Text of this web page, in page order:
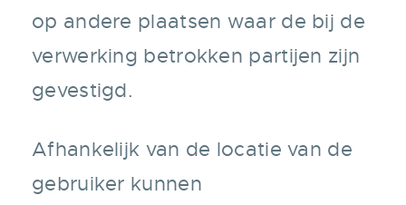
op andere plaatsen waar de bij de
verwerking betrokken partijen zijn
gevestigd.
Afhankelijk van de locatie van de
gebruiker kunnen